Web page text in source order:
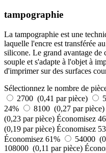
tampographie
La tampographie est une
laquelle l'encre est transférée
silicone. Le grand avantage de
souple et s'adapte à l'objet à
d'imprimer sur des surfaces
Sélectionnez le nombre de
2700 (0,41 par pièce)
24%
8100 (0,27 par pièce)
(0,23 par pièce) Économisez
(0,19 par pièce) Économisez
Économisez 61%
54000
108000 (0,11 par pièce)